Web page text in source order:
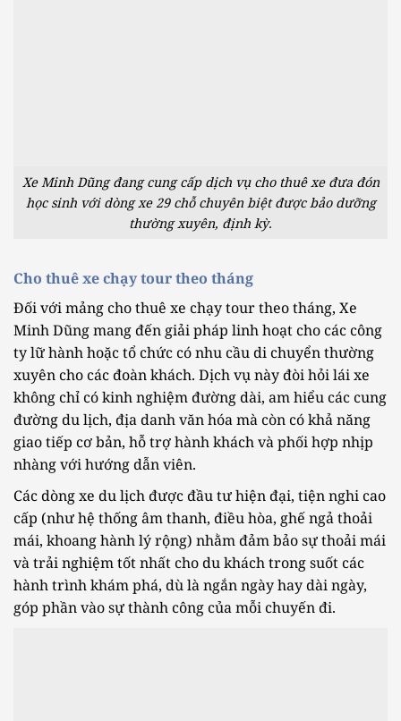
Xe Minh Dũng đang cung cấp dịch vụ cho thuê xe đưa đón
học sinh với dòng xe 29 chỗ chuyên biệt được bảo dưỡng
thường xuyên, định kỳ.
Cho thuê xe chạy tour theo tháng
Đối với mảng cho thuê xe chạy tour theo tháng, Xe
Minh Dũng mang đến giải pháp linh hoạt cho các công
ty lữ hành hoặc tổ chức có nhu cầu di chuyển thường
xuyên cho các đoàn khách. Dịch vụ này đòi hỏi lái xe
không chỉ có kinh nghiệm đường dài, am hiểu các cung
đường du lịch, địa danh văn hóa mà còn có khả năng
giao tiếp cơ bản, hỗ trợ hành khách và phối hợp nhịp
nhàng với hướng dẫn viên.
Các dòng xe du lịch được đầu tư hiện đại, tiện nghi cao
cấp (như hệ thống âm thanh, điều hòa, ghế ngả thoải
mái, khoang hành lý rộng) nhằm đảm bảo sự thoải mái
và trải nghiệm tốt nhất cho du khách trong suốt các
hành trình khám phá, dù là ngắn ngày hay dài ngày,
góp phần vào sự thành công của mỗi chuyến đi.